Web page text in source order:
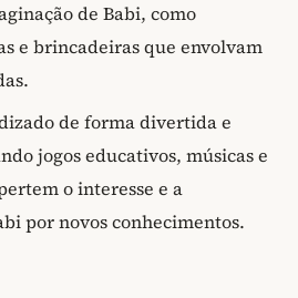
de Babi, como
e brincadeiras que envolvam
de forma divertida e
jogos educativos, músicas e
o interesse e a
por novos conhecimentos.